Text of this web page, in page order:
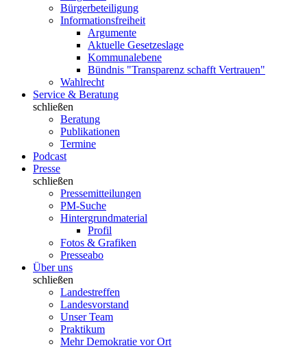
Bürgerbeteiligung
Informationsfreiheit
Argumente
Aktuelle Gesetzeslage
Kommunalebene
Bündnis "Transparenz schafft Vertrauen"
Wahlrecht
Service & Beratung
schließen
Beratung
Publikationen
Termine
Podcast
Presse
schließen
Pressemitteilungen
PM-Suche
Hintergrundmaterial
Profil
Fotos & Grafiken
Presseabo
Über uns
schließen
Landestreffen
Landesvorstand
Unser Team
Praktikum
Mehr Demokratie vor Ort